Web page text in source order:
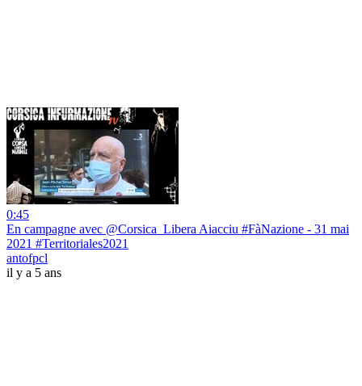
0:45
En campagne avec @Corsica_Libera Aiacciu #FàNazione - 31 mai
2021 #Territoriales2021
antofpcl
il y a 5 ans